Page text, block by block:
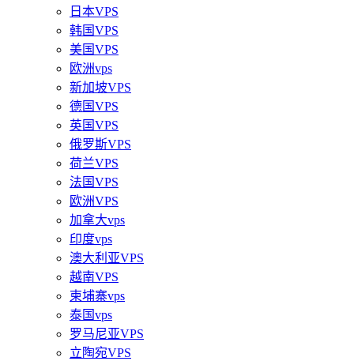
日本VPS
韩国VPS
美国VPS
欧洲vps
新加坡VPS
德国VPS
英国VPS
俄罗斯VPS
荷兰VPS
法国VPS
欧洲VPS
加拿大vps
印度vps
澳大利亚VPS
越南VPS
柬埔寨vps
泰国vps
罗马尼亚VPS
立陶宛VPS